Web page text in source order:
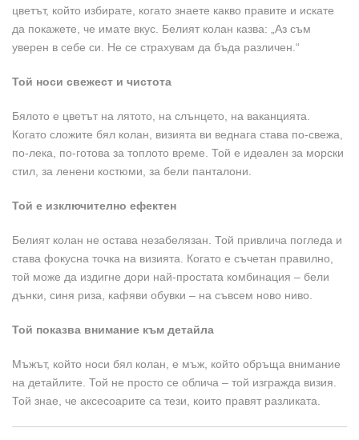
цветът, който избирате, когато знаете какво правите и искате
да покажете, че имате вкус. Белият колан казва: „Аз съм
уверен в себе си. Не се страхувам да бъда различен.“
Той носи свежест и чистота
Бялото е цветът на лятото, на слънцето, на ваканцията.
Когато сложите бял колан, визията ви веднага става по-свежа,
по-лека, по-готова за топлото време. Той е идеален за морски
стил, за ленени костюми, за бели панталони.
Той е изключително ефектен
Белият колан не остава незабелязан. Той привлича погледа и
става фокусна точка на визията. Когато е съчетан правилно,
той може да издигне дори най-простата комбинация – бели
дънки, синя риза, кафяви обувки – на съвсем ново ниво.
Той показва внимание към детайла
Мъжът, който носи бял колан, е мъж, който обръща внимание
на детайлите. Той не просто се облича – той изгражда визия.
Той знае, че аксесоарите са тези, които правят разликата.